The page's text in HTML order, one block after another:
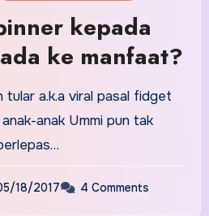
kepada
ke manfaat?
tular a.k.a viral pasal fidget
anak Ummi pun tak
18/2017 4 Comments